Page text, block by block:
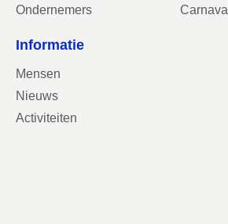
Ondernemers
Carnaval
Informatie
Mensen
Nieuws
Activiteiten